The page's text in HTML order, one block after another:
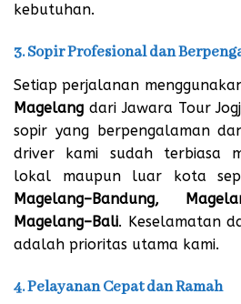
kebutuhan.
3. Sopir Profesional dan
Setiap perjalanan
Magelang dari Jawara Tour
sopir yang berpengalaman
driver kami sudah terbiasa
lokal maupun luar kota
Magelang–Bandung,
Magelang–Bali. Keselamatan
adalah prioritas utama kami.
4. Pelayanan Cepat dan Ramah